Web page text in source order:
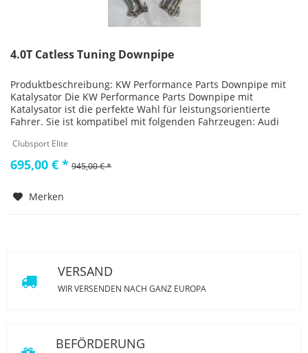
4.0T Catless Tuning Downpipe
Produktbeschreibung: KW Performance Parts Downpipe mit
Katalysator Die KW Performance Parts Downpipe mit
Katalysator ist die perfekte Wahl für leistungsorientierte
Fahrer. Sie ist kompatibel mit folgenden Fahrzeugen: Audi
Clubsport Elite
695,00 € * 945,00 € *
Merken
VERSAND
WIR VERSENDEN NACH GANZ EUROPA
BEFÖRDERUNG